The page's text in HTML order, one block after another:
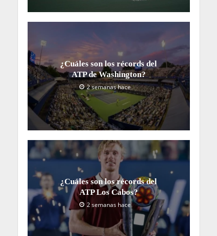
¿Cuáles son los récords del
ATP de Washington?
2 semanas hace
¿Cuáles son los récords del
ATP Los Cabos?
2 semanas hace